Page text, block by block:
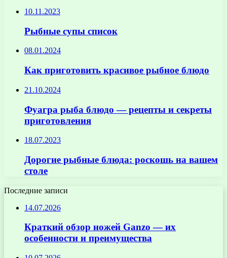
10.11.2023
Рыбные супы список
08.01.2024
Как приготовить красивое рыбное блюдо
21.10.2024
Фуагра рыба блюдо — рецепты и секреты
приготовления
18.07.2023
Дорогие рыбные блюда: роскошь на вашем
столе
Последние записи
14.07.2026
Краткий обзор ножей Ganzo — их
особенности и преимущества